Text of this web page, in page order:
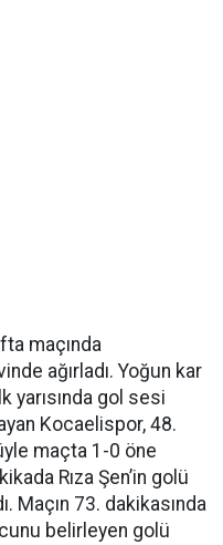
maçında
ağırladı. Yoğun kar
yarısında gol sesi
Kocaelispor, 48.
maçta 1-0 öne
Rıza Şen’in golü
Maçın 73. dakikasında
belirleyen golü